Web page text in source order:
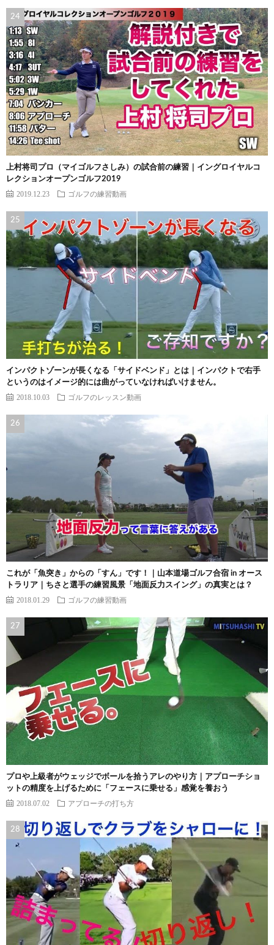
上村将司プロ（マイゴルフさしみ）の試合前の練習｜イングロイヤルコ
レクションオープンゴルフ2019
2019.12.23 ゴルフの練習動画
インパクトゾーンが長くなる「サイドベンド」とは｜インパクトで右手
というのはイメージ的には曲がっていなければいけません。
2018.10.03 ゴルフのレッスン動画
これが「魚突き」からの「すん」です！｜山本道場ゴルフ合宿 in オース
トラリア｜ちさと選手の練習風景「地面反力スイング」の真実とは？
2018.01.29 ゴルフの練習動画
プロや上級者がウェッジでボールを拾うアレのやり方｜アプローチショ
ットの精度を上げるために「フェースに乗せる」感覚を養おう
2018.07.02 アプローチの打ち方